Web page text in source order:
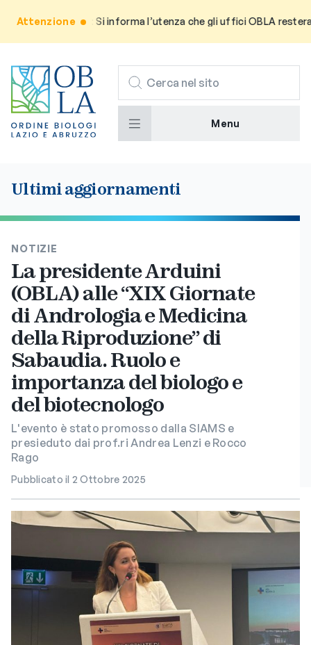
Attenzione
Avviso: Si informa l’utenza che gli uffici OBLA
CERCA
Menu
Ultimi aggiornamenti
NOTIZIE
La presidente Arduini
(OBLA) alle “XIX Giornate
di Andrologia e Medicina
della Riproduzione” di
Sabaudia. Ruolo e
importanza del biologo e
del biotecnologo
L'evento è stato promosso dalla SIAMS e
presieduto dai prof.ri Andrea Lenzi e Rocco
Rago
Pubblicato il 2 Ottobre 2025